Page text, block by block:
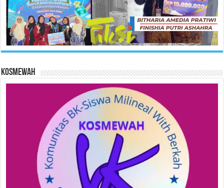
KOSMEWAH